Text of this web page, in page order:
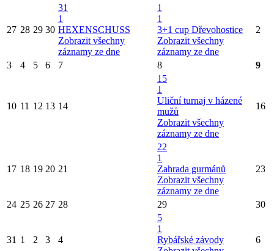
27 28 29 30
31
1
HEXENSCHUSS
Zobrazit všechny
záznamy ze dne
1
1
3+1 cup Dřevohostice
Zobrazit všechny
záznamy ze dne
2
3 4 5 6 7 8 9
10 11 12 13 14
15
1
Uliční turnaj v házené
mužů
Zobrazit všechny
záznamy ze dne
16
17 18 19 20 21
22
1
Zahrada gurmánů
Zobrazit všechny
záznamy ze dne
23
24 25 26 27 28 29 30
31 1 2 3 4
5
1
Rybářské závody
6